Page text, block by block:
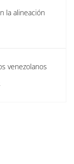
la alineación
venezolanos